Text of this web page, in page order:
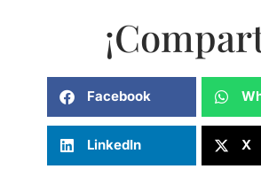
Facebook
LinkedIn X